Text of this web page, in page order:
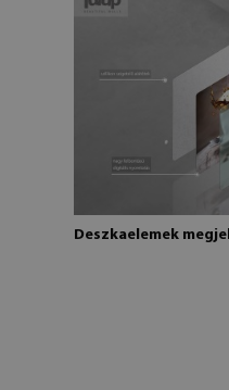
Deszkaelemek